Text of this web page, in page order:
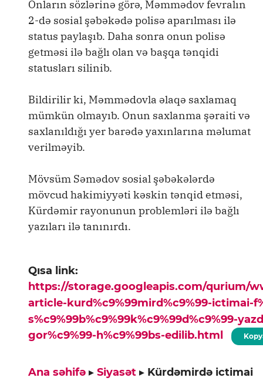
Onların sözlərinə görə, Məmmədov fevralın
2-də sosial şəbəkədə polisə aparılması ilə
status paylaşıb. Daha sonra onun polisə
getməsi ilə bağlı olan və başqa tənqidi
statusları silinib.
Bildirilir ki, Məmmədovla əlaqə saxlamaq
mümkün olmayıb. Onun saxlanma şəraiti və
saxlanıldığı yer barədə yaxınlarına məlumat
verilməyib.
Mövsüm Səmədov sosial şəbəkələrdə
mövcud hakimiyyəti kəskin tənqid etməsi,
Kürdəmir rayonunun problemləri ilə bağlı
yazıları ilə tanınırdı.
Qısa link:
https://storage.googleapis.com/qurium/
article-kurd%c9%99mird%c9%99-ictimai-
s%c9%99b%c9%99k%c9%99d%c9%99-
gor%c9%99-h%c9%99bs-edilib.html
Ana səhifə ▸ Siyasət ▸ Kürdəmirdə ictimai